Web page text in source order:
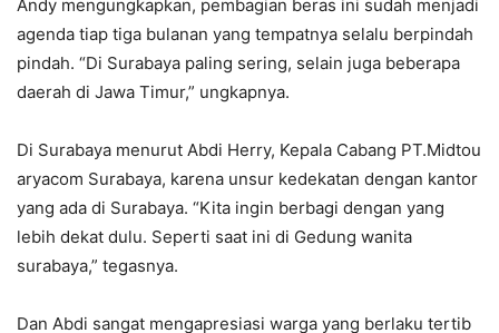
Andy mengungkapkan, pembagian beras ini sudah menjadi
agenda tiap tiga bulanan yang tempatnya selalu berpindah
pindah. “Di Surabaya paling sering, selain juga beberapa
daerah di Jawa Timur,” ungkapnya.
Di Surabaya menurut Abdi Herry, Kepala Cabang PT.Midtou
aryacom Surabaya, karena unsur kedekatan dengan kantor
yang ada di Surabaya. “Kita ingin berbagi dengan yang
lebih dekat dulu. Seperti saat ini di Gedung wanita
surabaya,” tegasnya.
Dan Abdi sangat mengapresiasi warga yang berlaku tertib